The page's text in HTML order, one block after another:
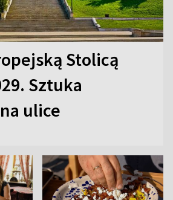
Stolicą
Sztuka
ulice